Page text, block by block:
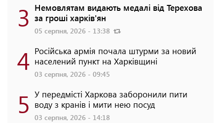
3 Немовлятам видають медалі від Терехова
за гроші харків'ян
05 серпня, 2026 - 13:38
4 Російська армія почала штурми за новий
населений пункт на Харківщині
03 серпня, 2026 - 09:45
5 У передмісті Харкова заборонили пити
воду з кранів і мити нею посуд
03 серпня, 2026 - 14:18